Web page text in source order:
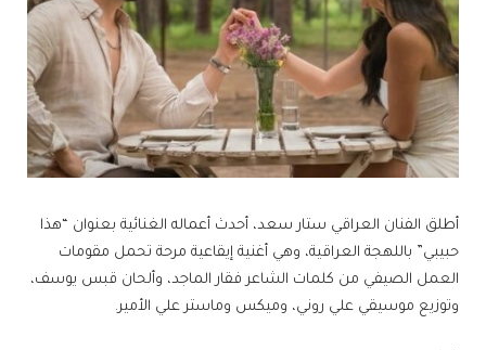
أطلق الفنان العراقي ستار سعد، أحدث أعماله الغنائية بعنوان “هذا
حبيبي” باللهجة العراقية، وهي أغنية إيقاعية مرحة تحمل مقومات
العمل الصيفي من كلمات الشاعر فقار الماجد، وألحان قبس يوسف،
وتوزيع موسيقي علي روني، وميكس وماستر علي الأمير.